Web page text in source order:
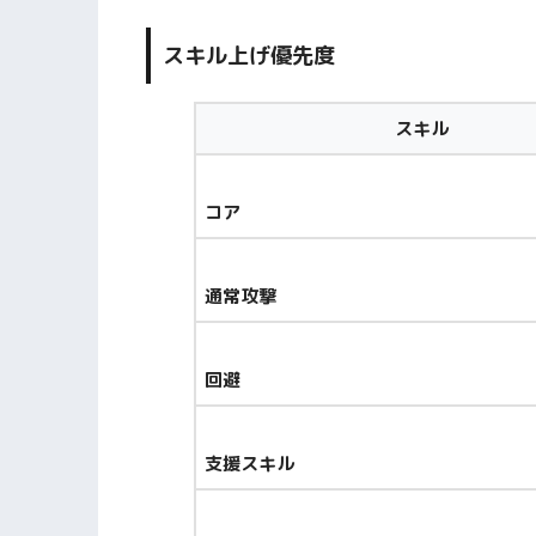
スキル上げ優先度
スキル
コア
通常攻撃
回避
支援スキル